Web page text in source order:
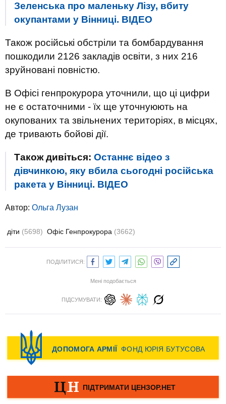
Зеленська про маленьку Лізу, вбиту
окупантами у Вінниці. ВIДЕО
Також російські обстріли та бомбардування
пошкодили 2126 закладів освіти, з них 216
зруйновані повністю.
В Офісі генпрокурора уточнили, що ці цифри
не є остаточними - їх ще уточнуюють на
окупованих та звільнених територіях, в місцях,
де тривають бойові дії.
Також дивіться: Останнє відео з
дівчинкою, яку вбила сьогодні російська
ракета у Вінниці. ВIДЕО
Автор: Ольга Лузан
діти (5698) Офіс Генпрокурора (3662)
ПОДІЛИТИСЯ:
Мені подобається
ПІДСУМУВАТИ: